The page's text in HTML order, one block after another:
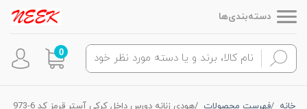
دسته‌بندی‌ها
0
خانه فهرست محصولات هودی زنانه دورس داخل کرکی آستر قرمز کد 6-973